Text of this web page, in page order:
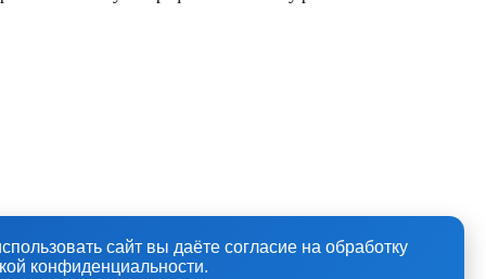
сайт вы даёте согласие на обработку
конфиденциальности.